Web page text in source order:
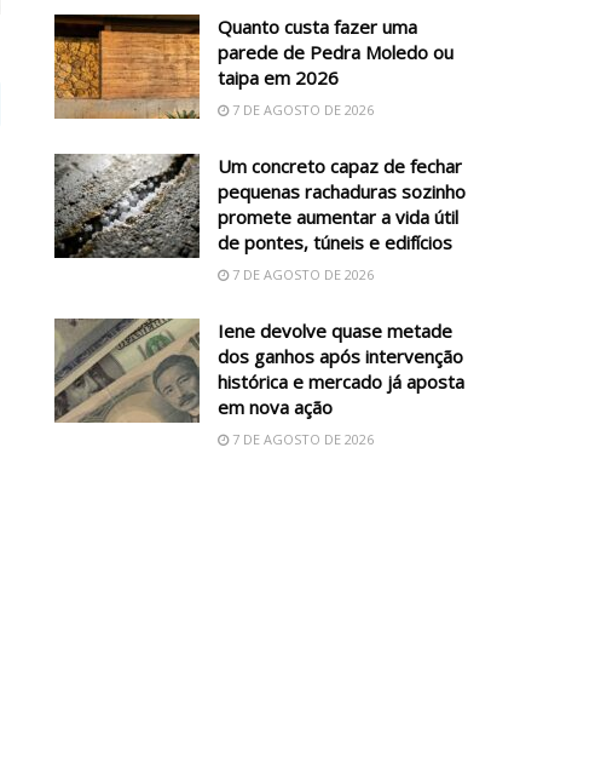
Quanto custa fazer uma
parede de Pedra Moledo ou
taipa em 2026
7 DE AGOSTO DE 2026
Um concreto capaz de fechar
pequenas rachaduras sozinho
promete aumentar a vida útil
de pontes, túneis e edifícios
7 DE AGOSTO DE 2026
Iene devolve quase metade
dos ganhos após intervenção
histórica e mercado já aposta
em nova ação
7 DE AGOSTO DE 2026